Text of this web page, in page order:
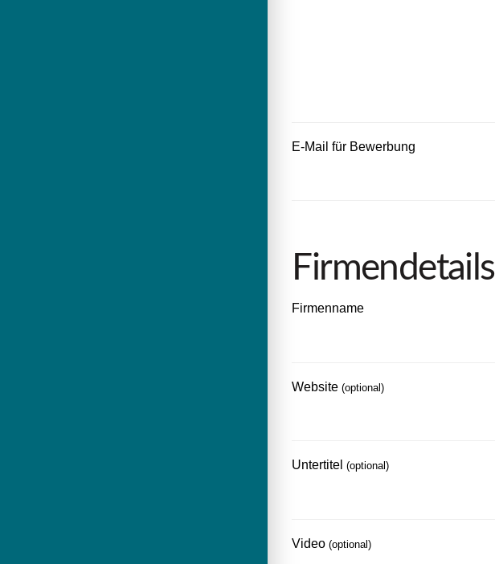
E-Mail für Bewerbung
Firmendetails
Firmenname
Website(optional)
Untertitel(optional)
Video(optional)